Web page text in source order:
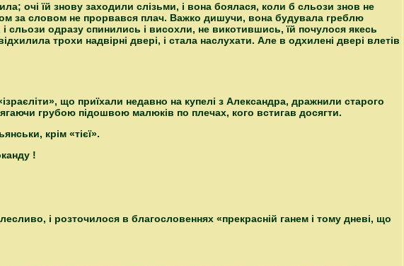
очі їй знову заходили слізьми, і вона боялася, коли б сльози знов не
за словом не прорвався плач. Важко дишучи, вона будувала греблю
сльози одразу спинились і висохли, не викотившись, їй почулося якесь
трохи надвірні двері, і стала наслухати. Але в одхилені двері влетів
що приїхали недавно на купелі з Александра, дражнили старого
грубою підошвою малюків по плечах, кого встигав досягти.
крім «тієї».
!
і розточилося в благословеннях «прекрасній ганем і тому дневі, що